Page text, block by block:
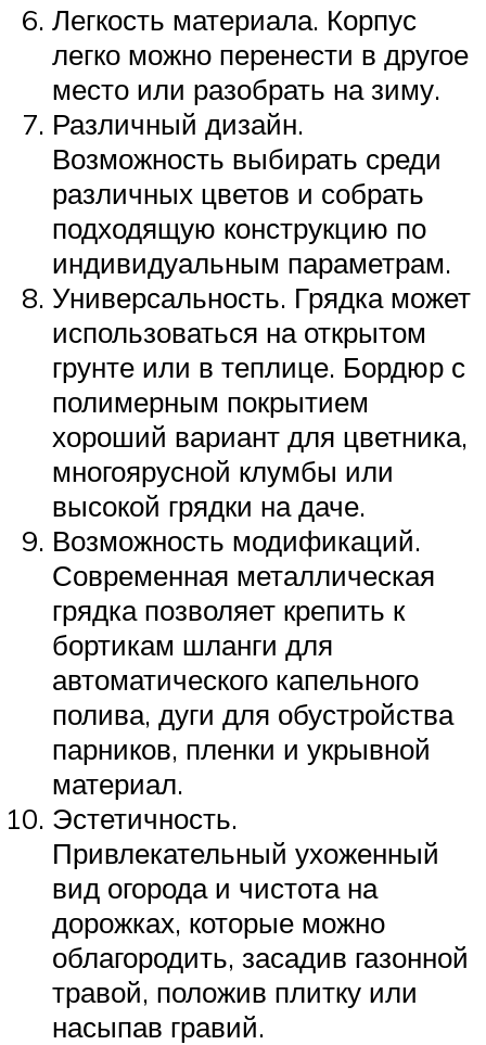
Легкость материала. Корпус
легко можно перенести в другое
место или разобрать на зиму.
Различный дизайн.
Возможность выбирать среди
различных цветов и собрать
подходящую конструкцию по
индивидуальным параметрам.
Универсальность. Грядка может
использоваться на открытом
грунте или в теплице. Бордюр с
полимерным покрытием
хороший вариант для цветника,
многоярусной клумбы или
высокой грядки на даче.
Возможность модификаций.
Современная металлическая
грядка позволяет крепить к
бортикам шланги для
автоматического капельного
полива, дуги для обустройства
парников, пленки и укрывной
материал.
Эстетичность.
Привлекательный ухоженный
вид огорода и чистота на
дорожках, которые можно
облагородить, засадив газонной
травой, положив плитку или
насыпав гравий.